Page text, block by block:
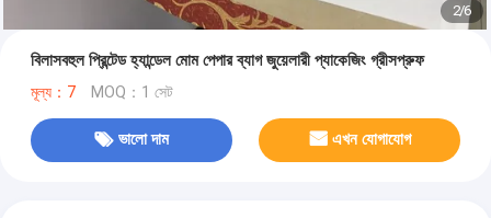
2/6
বিলাসবহুল প্রিন্টেড হ্যান্ডেল মোম পেপার ব্যাগ জুয়েলারী প্যাকেজিং গ্রীসপ্রুফ
মূল্য：7 MOQ：1 সেট
ভালো দাম এখন যোগাযোগ